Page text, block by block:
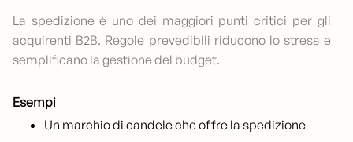
La spedizione è uno dei maggiori punti critici per gli
acquirenti B2B. Regole prevedibili riducono lo stress e
semplificano la gestione del budget.
Esempi
Un marchio di candele che offre la spedizione